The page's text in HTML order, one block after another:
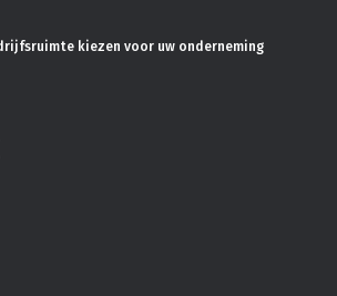
kiezen voor uw onderneming